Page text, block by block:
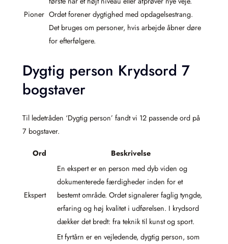
Pioner Ordet forener dygtighed med opdagelsestrang.
Det bruges om personer, hvis arbejde åbner døre
for efterfølgere.
Dygtig person Krydsord 7
bogstaver
Til ledetråden ‘Dygtig person’ fandt vi 12 passende ord på
7 bogstaver.
Ord Beskrivelse
Ekspert
En ekspert er en person med dyb viden og
dokumenterede færdigheder inden for et
bestemt område. Ordet signalerer faglig tyngde,
erfaring og høj kvalitet i udførelsen. I krydsord
dækker det bredt: fra teknik til kunst og sport.
Et fyrtårn er en vejledende, dygtig person, som